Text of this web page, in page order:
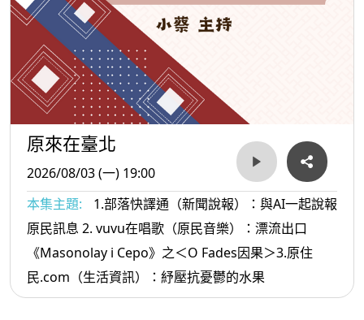
原來在臺北
2026/08/03 (一) 19:00
本集主題:
1.部落快譯通（新聞說報）：與AI一起說報
原民訊息 2. vuvu在唱歌（原民音樂）：漂流出口
《Masonolay i Cepo》之＜O Fades因果＞3.原住
民.com（生活資訊）：紓壓抗憂鬱的水果